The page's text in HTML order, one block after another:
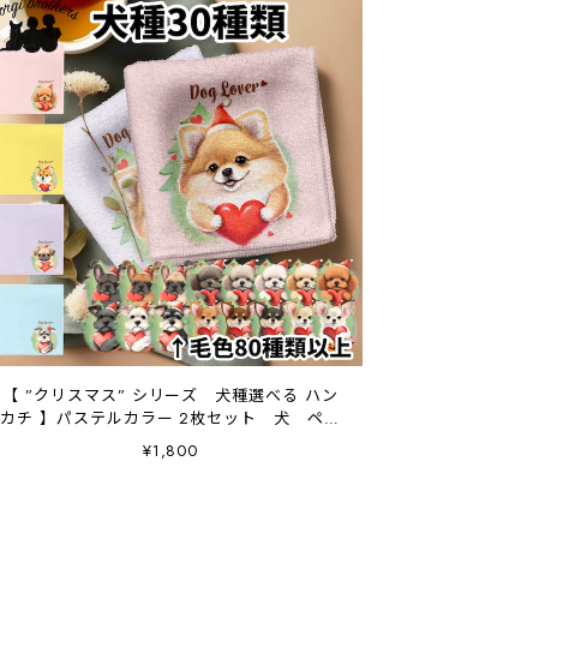
【 ”クリスマス” シリーズ 犬種選べる ハン
カチ 】パステルカラー 2枚セット 犬 ペッ
ト うちの子 プレゼント
¥1,800